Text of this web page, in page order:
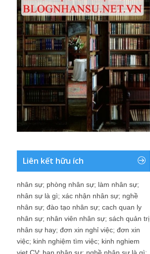
Liên kết hữu ích
nhân sự; phòng nhân sự; làm nhân sự;
nhân sự là gì; xác nhận nhân sự; nghề
nhân sự; đào tạo nhân sự; cach quan ly
nhân sự; nhân viên nhân sự; sách quản trị
nhân sự hay; đơn xin nghỉ việc; đơn xin
việc; kinh nghiệm tìm việc; kinh nghiem